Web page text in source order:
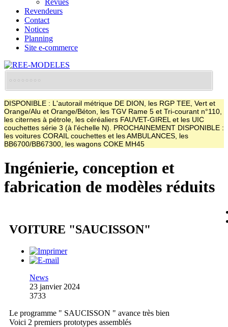
Revues
Revendeurs
Contact
Notices
Planning
Site e-commerce
DISPONIBLE : L'autorail métrique DE DION, les RGP TEE, Vert et
Orange/Alu et Orange/Béton, les TGV Rame 5 et Tri-courant n°110,
les citernes à pétrole, les céréaliers FAUVET-GIREL et les UIC
couchettes série 3 (à l'échelle N). PROCHAINEMENT DISPONIBLE :
les voitures CORAIL couchettes et les AMBULANCES, les
BB6700/BB67300, les wagons COKE MH45
Ingénierie, conception et
fabrication de modèles réduits
VOITURE "SAUCISSON"
News
23 janvier 2024
3733
Le programme " SAUCISSON " avance très bien
Voici 2 premiers prototypes assemblés